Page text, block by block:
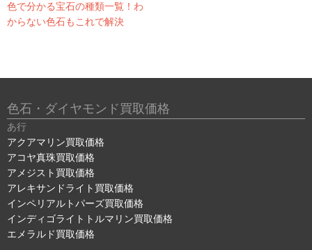
色で分かる宝石の種類一覧！わ
からない色石もこれで解決
色石・ダイヤモンド買取価格
あ行
アクアマリン買取価格
アコヤ真珠買取価格
アメジスト買取価格
アレキサンドライト買取価格
インペリアルトパーズ買取価格
インディゴライトトルマリン買取価格
エメラルド買取価格